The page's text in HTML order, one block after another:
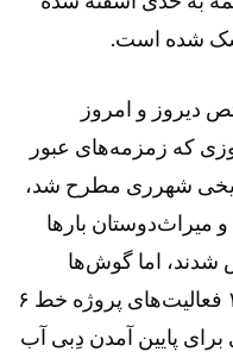
شده است.
دیروز و امروز
که زمزمه‌های عبور
تاریخی شهرری مطرح شد،
بارها
شدند، اما گوش‌ها
بدهکار نبود و در تیرماه سال ۱۳۹۶ فعالیت‌های پروژه خط ۶
پایین آمدن دِبی آب